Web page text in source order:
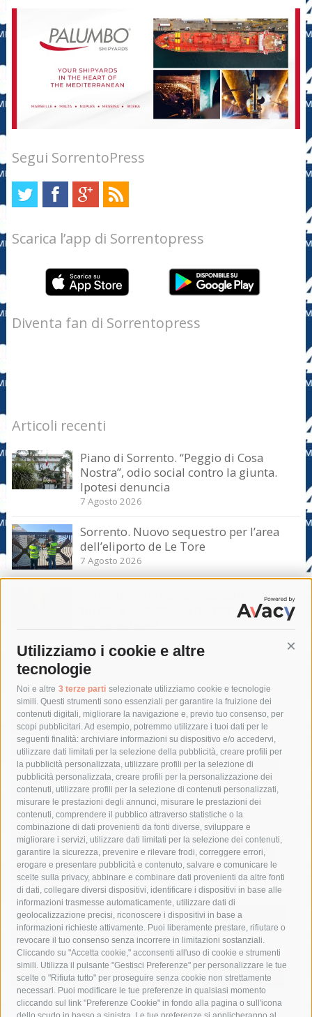
Utilizziamo i cookie e altre
tecnologie
Noi e altre 3 terze parti selezionate utilizziamo cookie e tecnologie
simili. Questi strumenti sono essenziali per garantire la fruizione dei
contenuti digitali, migliorare la navigazione e, previo tuo consenso, per
scopi pubblicitari. Ad esempio, potremmo utilizzare i tuoi dati per le
seguenti finalità: archiviare informazioni su dispositivo e/o accedervi,
utilizzare dati limitati per la selezione della pubblicità, creare profili per
la pubblicità personalizzata, utilizzare profili per la selezione di
pubblicità personalizzata, creare profili per la personalizzazione dei
contenuti, utilizzare profili per la selezione di contenuti personalizzati,
misurare le prestazioni degli annunci, misurare le prestazioni dei
contenuti, comprendere il pubblico attraverso statistiche o la
combinazione di dati provenienti da fonti diverse, sviluppare e
migliorare i servizi, utilizzare dati limitati per la selezione dei contenuti,
garantire la sicurezza, prevenire e rilevare frodi, correggere errori,
erogare e presentare pubblicità e contenuto, salvare e comunicare le
scelte sulla privacy, abbinare e combinare dati provenienti da altre fonti
di dati, collegare diversi dispositivi, identificare i dispositivi in base alle
informazioni trasmesse automaticamente, utilizzare dati di
geolocalizzazione precisi, riconoscere i dispositivi in base a
informazioni richieste attivamente. Puoi liberamente prestare, rifiutare o
revocare il tuo consenso senza incorrere in limitazioni sostanziali.
Cliccando su "Accetta cookie," acconsenti all'uso di cookie e strumenti
simili. Utilizza il pulsante "Gestisci Preferenze" per personalizzare le tue
scelte o "Rifiuta tutto" per proseguire senza cookie non strettamente
necessari. Puoi modificare le tue preferenze in qualsiasi momento
cliccando sul link "Preferenze Cookie" in fondo alla pagina o sull'icona
Segui SorrentoPress
Scarica l’app di Sorrentopress
Diventa fan di Sorrentopress
Articoli recenti
Piano di Sorrento. “Peggio di Cosa
Nostra”, odio social contro la giunta.
Ipotesi denuncia
7 Agosto 2026
Sorrento. Nuovo sequestro per l’area
dell’eliporto de Le Tore
7 Agosto 2026
Sorrento. Aggredisce sessualmente una
turista e le strappa il portafogli, fermato
Tag
acqua allerta meteo
anas
area marina protetta di punta campanella
arresto
Asl Napoli 3 sud
capitaneria di porto capri
carabinieri
castellammare di stabia
circumvesuviana
comune di sorrento
concerto
contagi
costiera amalfitana
covid-19 eav
elezioni
fondazione sorrento
gori guardia costiera
incidente
lavori
lorenzo balducelli mare
massa lubrense
massimo coppola
Meta napoli
ordinanza
penisola sorrentina
piano di sorrento
polizia municipale
protezione civile
Regione Campania
sant'agnello
sindaco cuomo
sorrento studenti temporali
treni
turismo
Vico Equense villa fiorentino vincenzo de luca